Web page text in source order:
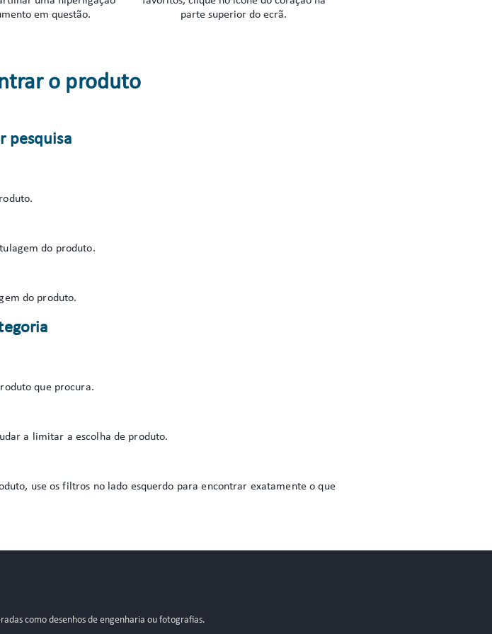
em questão.
parte superior do ecrã.
o produto
pesquisa
do produto.
do produto.
que procura.
a limitar a escolha de produto.
use os filtros no lado esquerdo para encontrar exatamente o que
como desenhos de engenharia ou fotografias.